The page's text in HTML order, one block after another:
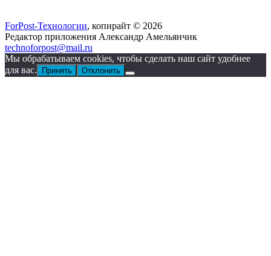
ForPost-Технологии, копирайт © 2026
Редактор приложения Александр Амельянчик
technoforpost@mail.ru
Мы обрабатываем cookies, чтобы сделать наш сайт удобнее
для вас.
Принять Отклонить